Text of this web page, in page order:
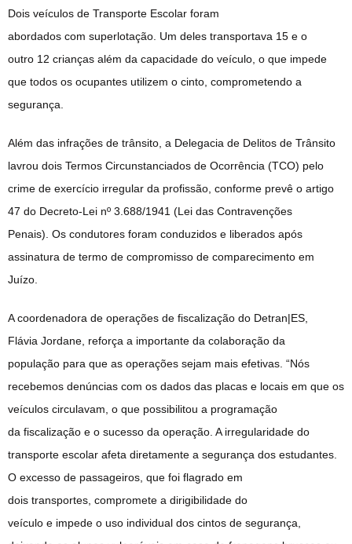
Dois veículos de Transporte Escolar foram
abordados com superlotação. Um deles transportava 15 e o
outro 12 crianças além da capacidade do veículo, o que impede
que todos os ocupantes utilizem o cinto, comprometendo a
segurança.
Além das infrações de trânsito, a Delegacia de Delitos de Trânsito
lavrou dois Termos Circunstanciados de Ocorrência (TCO) pelo
crime de exercício irregular da profissão, conforme prevê o artigo
47 do Decreto-Lei nº 3.688/1941 (Lei das Contravenções
Penais). Os condutores foram conduzidos e liberados após
assinatura de termo de compromisso de comparecimento em
Juízo.
A coordenadora de operações de fiscalização do Detran|ES,
Flávia Jordane, reforça a importante da colaboração da
população para que as operações sejam mais efetivas. “Nós
recebemos denúncias com os dados das placas e locais em que os
veículos circulavam, o que possibilitou a programação
da fiscalização e o sucesso da operação. A irregularidade do
transporte escolar afeta diretamente a segurança dos estudantes.
O excesso de passageiros, que foi flagrado em
dois transportes, compromete a dirigibilidade do
veículo e impede o uso individual dos cintos de segurança,